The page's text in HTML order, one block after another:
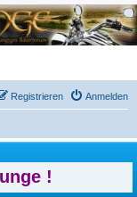
Anmelden
Registrieren
!